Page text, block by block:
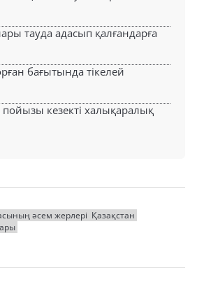
тауда адасып қалғандарға
бағытында тікелей
пойызы кезекті халықаралық
әсем жерлері Қазақстан